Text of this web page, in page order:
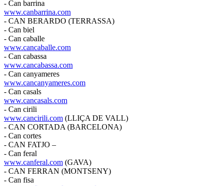
- Can barrina
www.canbarrina.com
- CAN BERARDO (TERRASSA)
- Can biel
- Can caballe
www.cancaballe.com
- Can cabassa
www.cancabassa.com
- Can canyameres
www.cancanyameres.com
- Can casals
www.cancasals.com
- Can cirili
www.cancirili.com (LLIÇA DE VALL)
- CAN CORTADA (BARCELONA)
- Can cortes
- CAN FATJO –
- Can feral
www.canferal.com (GAVA)
- CAN FERRAN (MONTSENY)
- Can fisa